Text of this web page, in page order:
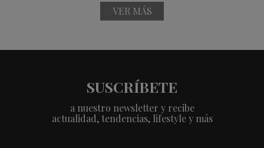
VER MÁS
SUSCRÍBETE
a nuestro newsletter y recibe
actualidad, tendencias, lifestyle y más